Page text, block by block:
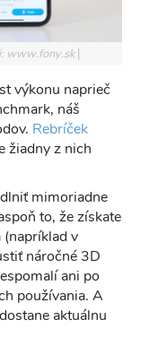
www.fony.sk
výkonu naprieč
náš
Rebríček
žiadny z nich
mimoriadne
to, že získate
v
náročné 3D
ani po
používania. A
aktuálnu